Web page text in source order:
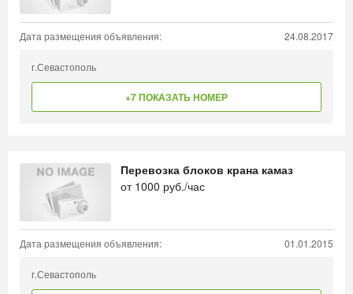
Дата размещения объявления: 24.08.2017
г.Севастополь
+7 ПОКАЗАТЬ НОМЕР
Перевозка блоков крана камаз
от 1000 руб./час
Дата размещения объявления: 01.01.2015
г.Севастополь